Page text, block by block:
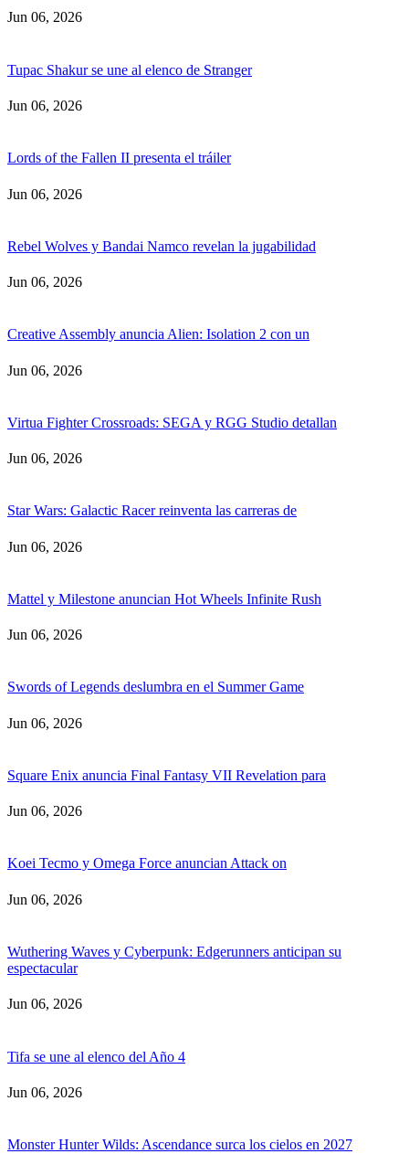
Jun 06, 2026
Tupac Shakur se une al elenco de Stranger
Jun 06, 2026
Lords of the Fallen II presenta el tráiler
Jun 06, 2026
Rebel Wolves y Bandai Namco revelan la jugabilidad
Jun 06, 2026
Creative Assembly anuncia Alien: Isolation 2 con un
Jun 06, 2026
Virtua Fighter Crossroads: SEGA y RGG Studio detallan
Jun 06, 2026
Star Wars: Galactic Racer reinventa las carreras de
Jun 06, 2026
Mattel y Milestone anuncian Hot Wheels Infinite Rush
Jun 06, 2026
Swords of Legends deslumbra en el Summer Game
Jun 06, 2026
Square Enix anuncia Final Fantasy VII Revelation para
Jun 06, 2026
Koei Tecmo y Omega Force anuncian Attack on
Jun 06, 2026
Wuthering Waves y Cyberpunk: Edgerunners anticipan su
espectacular
Jun 06, 2026
Tifa se une al elenco del Año 4
Jun 06, 2026
Monster Hunter Wilds: Ascendance surca los cielos en 2027